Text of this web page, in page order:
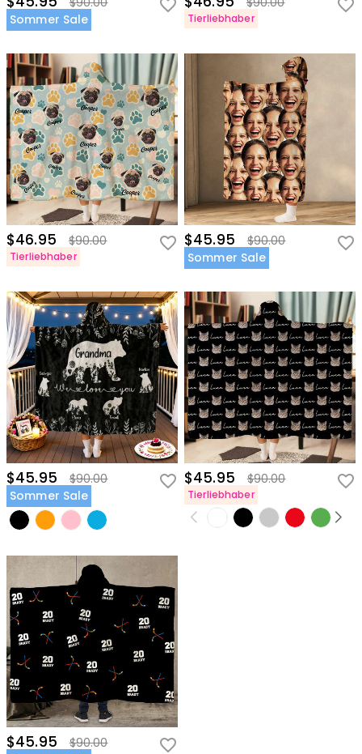
Sommer Sale
Tierliebhaber
$46.95 $90.00
Tierliebhaber
$45.95
$90.00
Sommer Sale
$45.95
$90.00
Sommer Sale
$45.95 $90.00
Tierliebhaber
$45.95
$90.00